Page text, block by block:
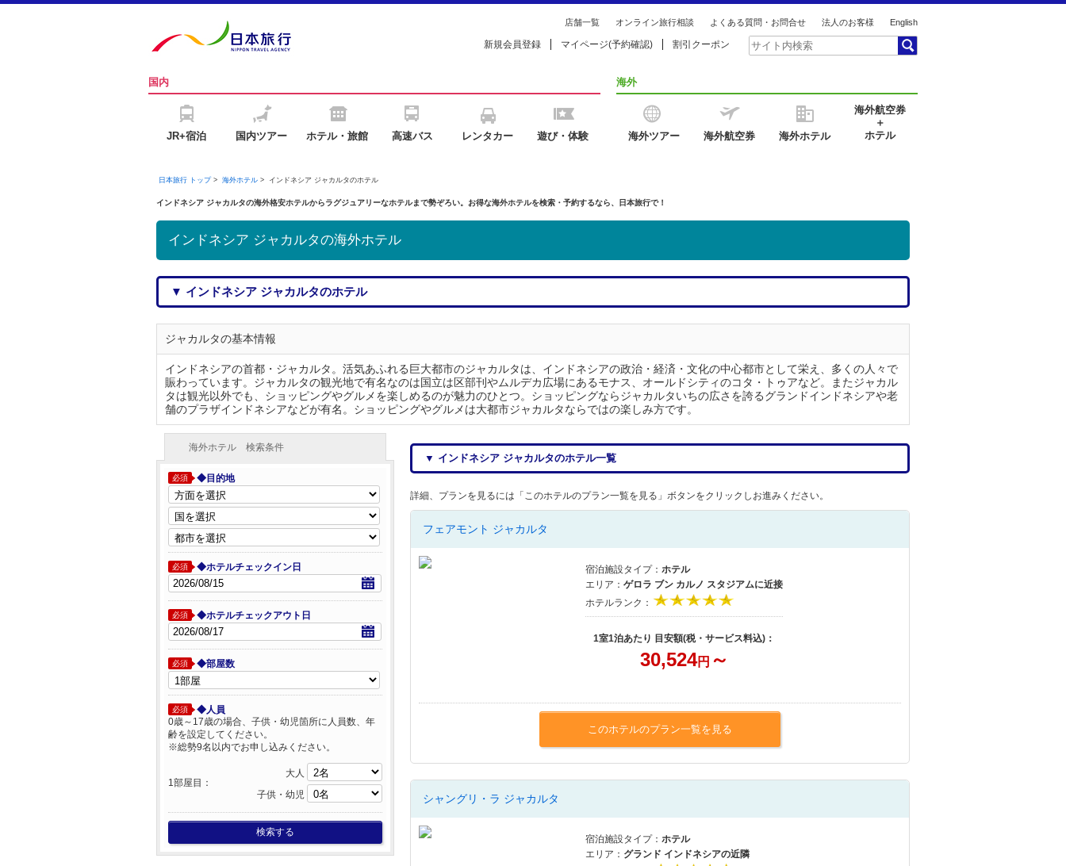
店舗一覧 オンライン旅行相談 よくある質問・お問合せ 法人のお客様 English
新規会員登録 マイページ(予約確認) 割引クーポン
国内
JR+宿泊 国内ツアー ホテル・旅館 高速バス レンタカー 遊び・体験
海外
海外ツアー 海外航空券 海外ホテル
海外航空券
＋
ホテル
日本旅行 トップ> 海外ホテル> インドネシア ジャカルタのホテル
インドネシア ジャカルタの海外格安ホテルからラグジュアリーなホテルまで勢ぞろい。お得な海外ホテルを検索・予約するなら、日本旅行で！
インドネシア ジャカルタの海外ホテル
▼ インドネシア ジャカルタのホテル
ジャカルタの基本情報
インドネシアの首都・ジャカルタ。活気あふれる巨大都市のジャカルタは、インドネシアの政治・経済・文化の中心都市として栄え、多くの人々で
賑わっています。ジャカルタの観光地で有名なのは国立は区部刊やムルデカ広場にあるモナス、オールドシティのコタ・トゥアなど。またジャカル
タは観光以外でも、ショッピングやグルメを楽しめるのが魅力のひとつ。ショッピングならジャカルタいちの広さを誇るグランドインドネシアや老
舗のプラザインドネシアなどが有名。ショッピングやグルメは大都市ジャカルタならではの楽しみ方です。
▼ インドネシア ジャカルタのホテル一覧
詳細、プランを見るには「このホテルのプラン一覧を見る」ボタンをクリックしお進みください。
フェアモント ジャカルタ
宿泊施設タイプ： ホテル
エリア： ゲロラ ブン カルノ スタジアムに近接
ホテルランク：
1室1泊あたり 目安額(税・サービス料込)：
30,524円 ～
このホテルのプラン一覧を見る
シャングリ・ラ ジャカルタ
宿泊施設タイプ： ホテル
エリア： グランド インドネシアの近隣
海外ホテル 検索条件
必須 ◆目的地
必須 ◆ホテルチェックイン日
必須 ◆ホテルチェックアウト日
必須 ◆部屋数
必須
◆人員
0歳～17歳の場合、子供・幼児箇所に人員数、年
齢を設定してください。
※総勢9名以内でお申し込みください。
1部屋目：
大人
子供・幼児
検索する